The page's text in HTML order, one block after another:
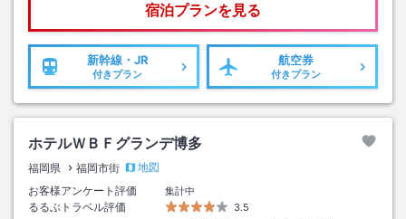
宿泊プランを見る
新幹線・JR
付きプラン
航空券
付きプラン
ホテルＷＢＦグランデ博多
福岡県 福岡市街
地図
お客様アンケート評価
集計中
るるぶトラベル評価
3.5